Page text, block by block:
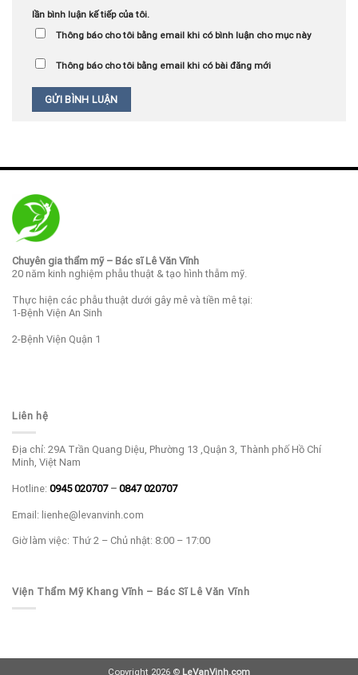
lần bình luận kế tiếp của tôi.
Thông báo cho tôi bằng email khi có bình luận cho mục này
Thông báo cho tôi bằng email khi có bài đăng mới
Chuyên gia thẩm mỹ – Bác sĩ Lê Văn Vĩnh
20 năm kinh nghiệm phẫu thuật & tạo hình thẫm mỹ.
Thực hiện các phẫu thuật dưới gây mê và tiền mê tại:
1-Bệnh Viện An Sinh
2-Bệnh Viện Quận 1
Liên hệ
Địa chỉ: 29A Trần Quang Diệu, Phường 13 ,Quận 3, Thành phố Hồ Chí
Minh, Việt Nam
Hotline: 0945 020707– 0847 020707
Email: lienhe@levanvinh.com
Giờ làm việc: Thứ 2 – Chủ nhật: 8:00 – 17:00
Viện Thẩm Mỹ Khang Vĩnh – Bác Sĩ Lê Văn Vĩnh
Copyright 2026 © LeVanVinh.com